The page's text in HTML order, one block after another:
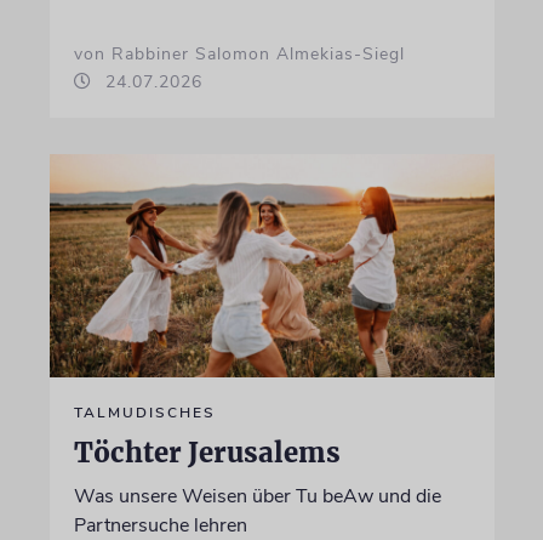
von Rabbiner Salomon Almekias-Siegl
24.07.2026
TALMUDISCHES
Töchter Jerusalems
Was unsere Weisen über Tu beAw und die
Partnersuche lehren